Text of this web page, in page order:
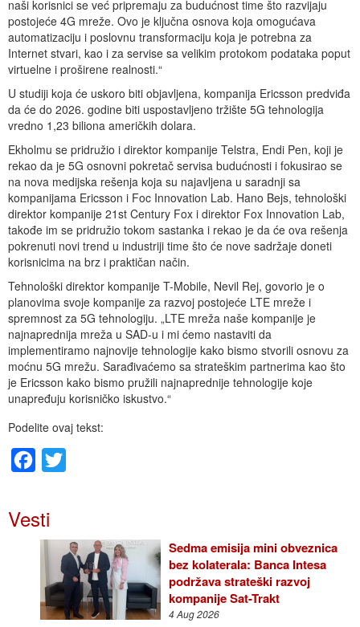
naši korisnici se već pripremaju za budućnost time što razvijaju
postojeće 4G mreže. Ovo je ključna osnova koja omogućava
automatizaciju i poslovnu transformaciju koja je potrebna za
Internet stvari, kao i za servise sa velikim protokom podataka poput
virtuelne i proširene realnosti.“
U studiji koja će uskoro biti objavljena, kompanija Ericsson predviđa
da će do 2026. godine biti uspostavljeno tržište 5G tehnologija
vredno 1,23 biliona američkih dolara.
Ekholmu se pridružio i direktor kompanije Telstra, Endi Pen, koji je
rekao da je 5G osnovni pokretač servisa budućnosti i fokusirao se
na nova medijska rešenja koja su najavljena u saradnji sa
kompanijama Ericsson i Foc Innovation Lab. Hano Bejs, tehnološki
direktor kompanije 21st Century Fox i direktor Fox Innovation Lab,
takođe im se pridružio tokom sastanka i rekao je da će ova rešenja
pokrenuti novi trend u industriji time što će nove sadržaje doneti
korisnicima na brz i praktičan način.
Tehnološki direktor kompanije T-Mobile, Nevil Rej, govorio je o
planovima svoje kompanije za razvoj postojeće LTE mreže i
spremnost za 5G tehnologiju. „LTE mreža naše kompanije je
najnaprednija mreža u SAD-u i mi ćemo nastaviti da
implementiramo najnovije tehnologije kako bismo stvorili osnovu za
moćnu 5G mrežu. Sarađivaćemo sa strateškim partnerima kao što
je Ericsson kako bismo pružili najnaprednije tehnologije koje
unapređuju korisničko iskustvo.“
Podelite ovaj tekst:
Facebook
Vesti
Sedma emisija mini obveznica
bez kolaterala: Banca Intesa
podržava strateški razvoj
kompanije Sat-Trakt
4 Aug 2026